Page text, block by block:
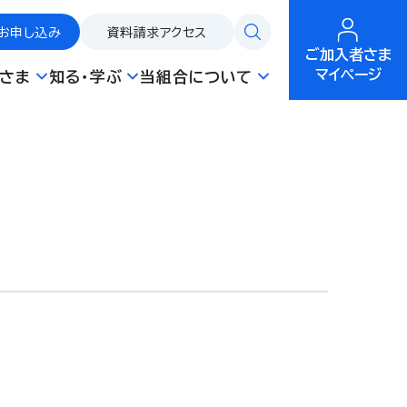
申し込み 資料請求アクセス
ま 知る・学ぶ 当組合について
ご加入者さま
マイページ